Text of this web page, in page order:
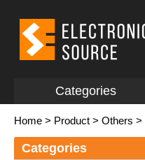
Categories
Home > Product > Others >
Categories